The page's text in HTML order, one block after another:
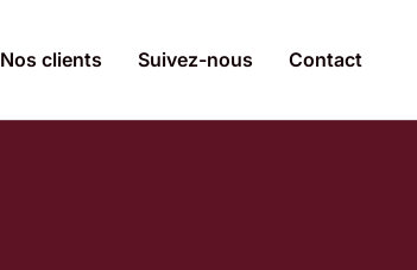
Nos clients Suivez-nous Contact